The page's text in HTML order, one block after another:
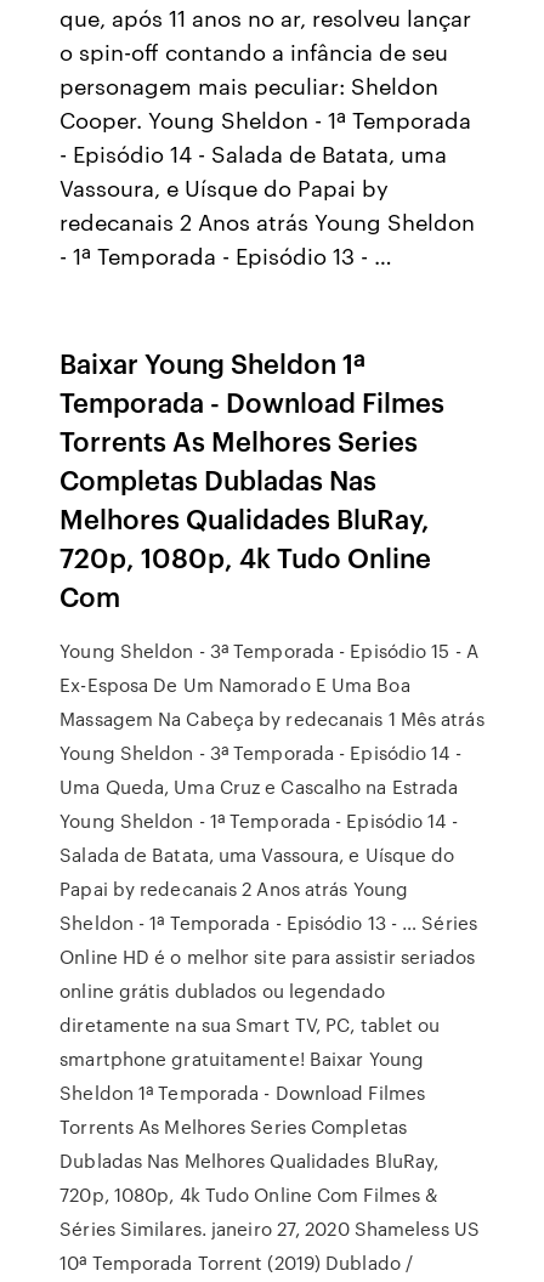
que, após 11 anos no ar, resolveu lançar
o spin-off contando a infância de seu
personagem mais peculiar: Sheldon
Cooper. Young Sheldon - 1ª Temporada
- Episódio 14 - Salada de Batata, uma
Vassoura, e Uísque do Papai by
redecanais 2 Anos atrás Young Sheldon
- 1ª Temporada - Episódio 13 - …
Baixar Young Sheldon 1ª
Temporada - Download Filmes
Torrents As Melhores Series
Completas Dubladas Nas
Melhores Qualidades BluRay,
720p, 1080p, 4k Tudo Online
Com
Young Sheldon - 3ª Temporada - Episódio 15 - A
Ex-Esposa De Um Namorado E Uma Boa
Massagem Na Cabeça by redecanais 1 Mês atrás
Young Sheldon - 3ª Temporada - Episódio 14 -
Uma Queda, Uma Cruz e Cascalho na Estrada
Young Sheldon - 1ª Temporada - Episódio 14 -
Salada de Batata, uma Vassoura, e Uísque do
Papai by redecanais 2 Anos atrás Young
Sheldon - 1ª Temporada - Episódio 13 - … Séries
Online HD é o melhor site para assistir seriados
online grátis dublados ou legendado
diretamente na sua Smart TV, PC, tablet ou
smartphone gratuitamente! Baixar Young
Sheldon 1ª Temporada - Download Filmes
Torrents As Melhores Series Completas
Dubladas Nas Melhores Qualidades BluRay,
720p, 1080p, 4k Tudo Online Com Filmes &
Séries Similares. janeiro 27, 2020 Shameless US
10ª Temporada Torrent (2019) Dublado /